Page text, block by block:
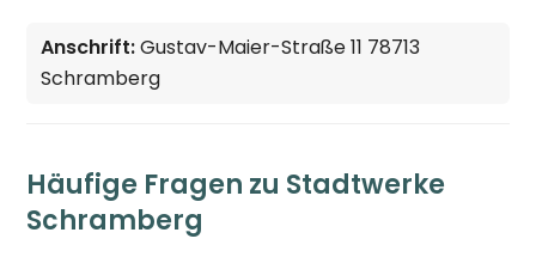
Anschrift:Gustav-Maier-Straße 11 78713
Schramberg
Häufige Fragen zu Stadtwerke
Schramberg